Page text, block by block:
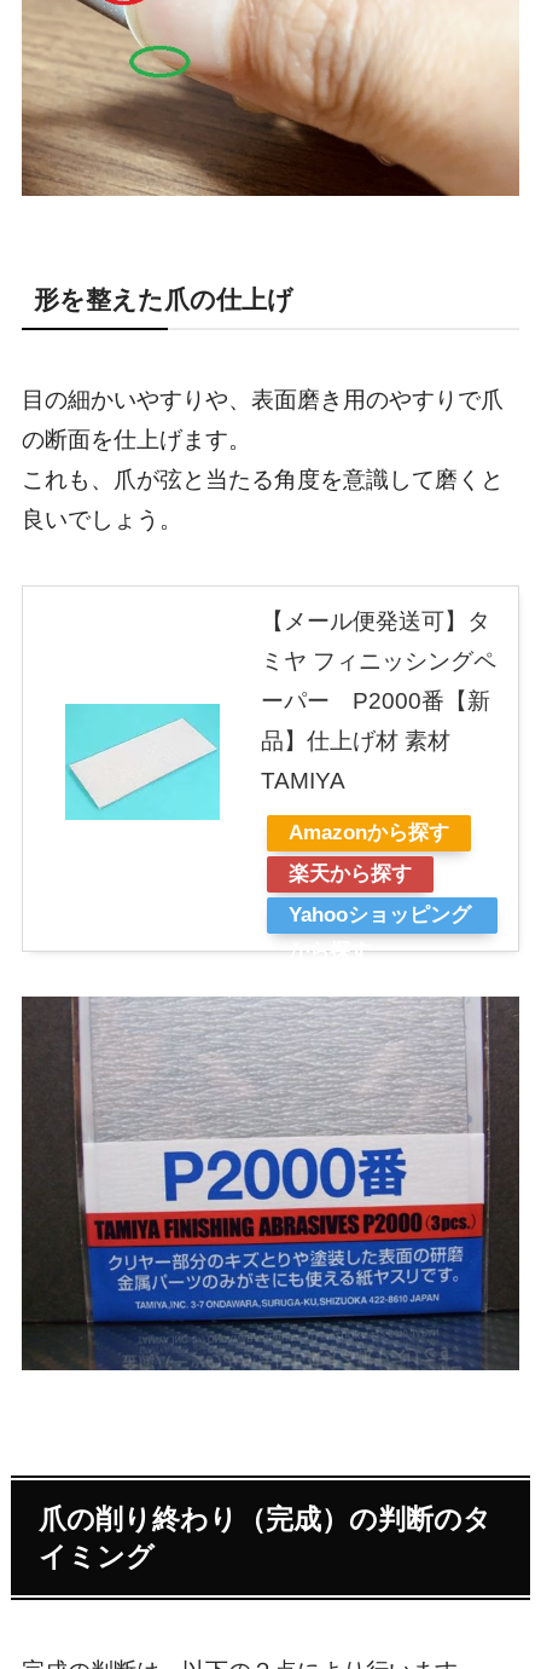
形を整えた爪の仕上げ
目の細かいやすりや、表面磨き用のやすりで爪
の断面を仕上げます。
これも、
爪が弦と当たる角度を意識して磨く と
良いでしょう。
【メール便発送可】タ
ミヤ フィニッシングペ
ーパー P2000番【新
品】仕上げ材 素材
TAMIYA
Amazonから探す
楽天から探す
Yahooショッピング
から探す
爪の削り終わり（完成）の判断のタ
イミング